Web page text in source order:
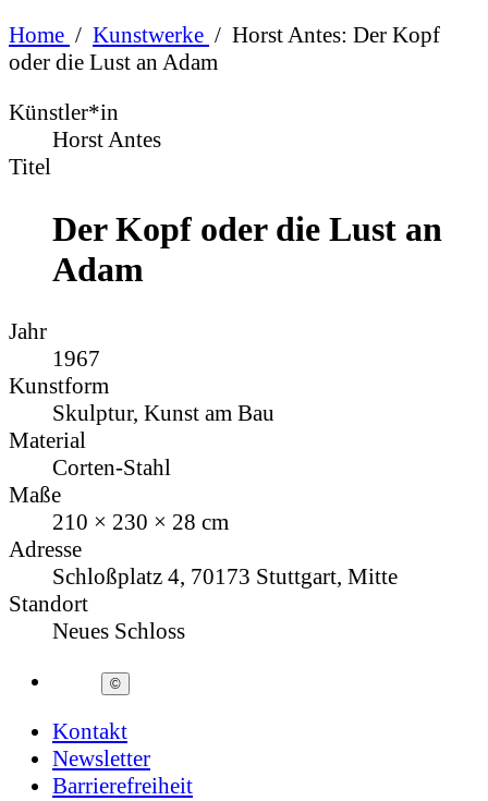
Home / Kunstwerke / Horst Antes: Der Kopf
oder die Lust an Adam
Künstler*in
Horst Antes
Titel
Der Kopf oder die Lust an
Adam
Jahr
1967
Kunstform
Skulptur, Kunst am Bau
Material
Corten-Stahl
Maße
210 × 230 × 28 cm
Adresse
Schloßplatz 4, 70173 Stuttgart, Mitte
Standort
Neues Schloss
©
Kontakt
Newsletter
Barrierefreiheit